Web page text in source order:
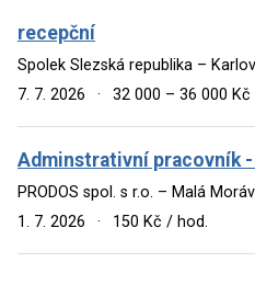
recepční
Spolek Slezská republika –
7. 7. 2026
· 32 000 – 36 000 Kč
Adminstrativní pracovník
PRODOS spol. s r.o. – Malá
1. 7. 2026
· 150 Kč / hod.